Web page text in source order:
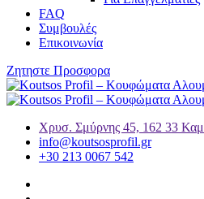
FAQ
Συμβουλές
Επικοινωνία
Ζητηστε Προσφορα
Χρυσ. Σμύρνης 45, 162 33
info@koutsosprofil.gr
+30 213 0067 542